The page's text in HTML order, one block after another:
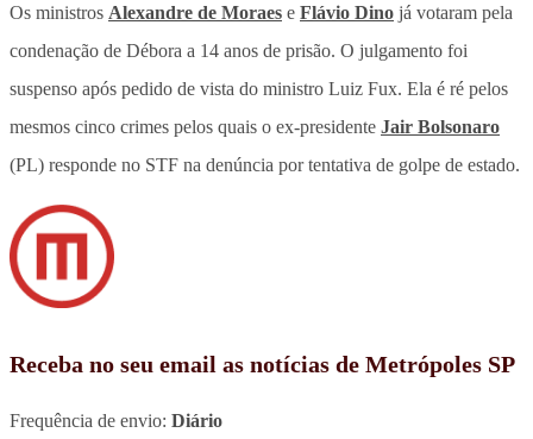
Os ministros Alexandre de Moraes e Flávio Dino já votaram pela
condenação de Débora a 14 anos de prisão. O julgamento foi
suspenso após pedido de vista do ministro Luiz Fux. Ela é ré pelos
mesmos cinco crimes pelos quais o ex-presidente Jair Bolsonaro
(PL) responde no STF na denúncia por tentativa de golpe de estado.
Receba no seu email as notícias de Metrópoles SP
Frequência de envio: Diário